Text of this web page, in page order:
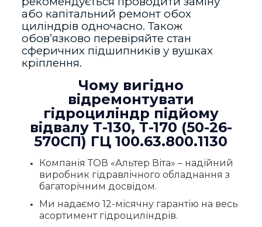
або капітальний ремонт обох
циліндрів одночасно. Також
обов’язково перевіряйте стан
сферичних підшипників у вушках
кріплення.
Чому вигідно
відремонтувати
гідроциліндр підйому
відвалу Т-130, Т-170 (50-26-
570СП) ГЦ 100.63.800.1130
Компанія ТОВ «Альтер Віта» – надійний
виробник гідравлічного обладнання з
багаторічним досвідом.
Ми надаємо 12-місячну гарантію на весь
асортимент гідроциліндрів.